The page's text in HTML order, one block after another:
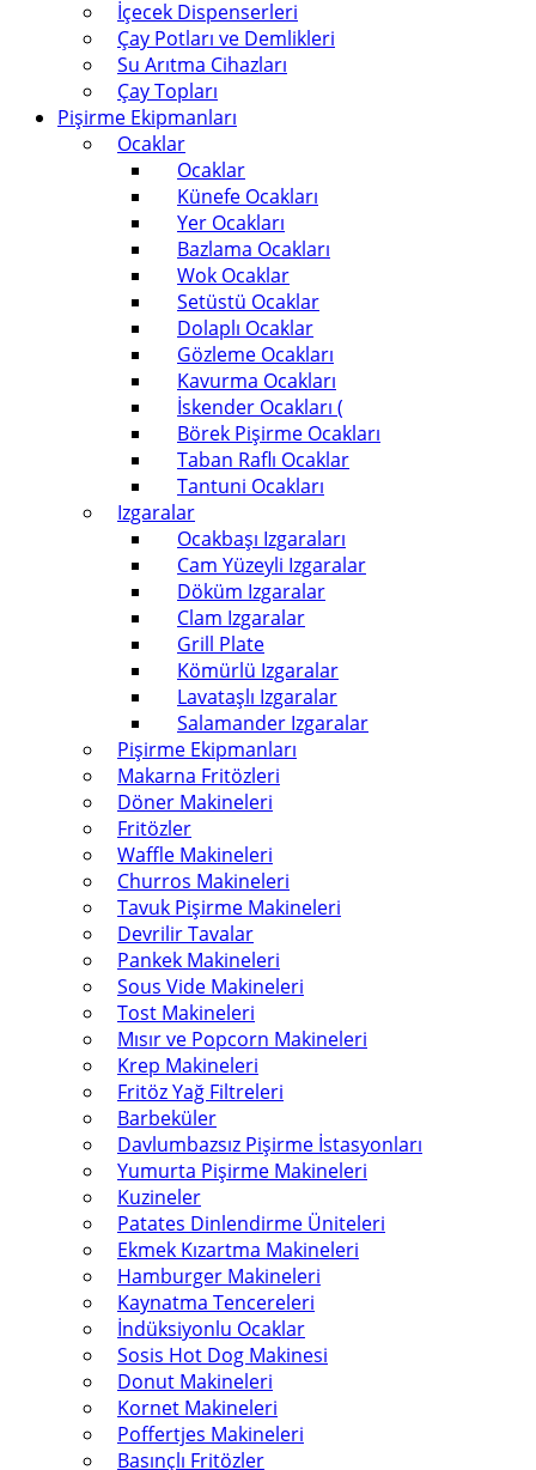
İçecek Dispenserleri
Çay Potları ve Demlikleri
Su Arıtma Cihazları
Çay Topları
Pişirme Ekipmanları
Ocaklar
Ocaklar
Künefe Ocakları
Yer Ocakları
Bazlama Ocakları
Wok Ocaklar
Setüstü Ocaklar
Dolaplı Ocaklar
Gözleme Ocakları
Kavurma Ocakları
İskender Ocakları (
Börek Pişirme Ocakları
Taban Raflı Ocaklar
Tantuni Ocakları
Izgaralar
Ocakbaşı Izgaraları
Cam Yüzeyli Izgaralar
Döküm Izgaralar
Clam Izgaralar
Grill Plate
Kömürlü Izgaralar
Lavataşlı Izgaralar
Salamander Izgaralar
Pişirme Ekipmanları
Makarna Fritözleri
Döner Makineleri
Fritözler
Waffle Makineleri
Churros Makineleri
Tavuk Pişirme Makineleri
Devrilir Tavalar
Pankek Makineleri
Sous Vide Makineleri
Tost Makineleri
Mısır ve Popcorn Makineleri
Krep Makineleri
Fritöz Yağ Filtreleri
Barbeküler
Davlumbazsız Pişirme İstasyonları
Yumurta Pişirme Makineleri
Kuzineler
Patates Dinlendirme Üniteleri
Ekmek Kızartma Makineleri
Hamburger Makineleri
Kaynatma Tencereleri
İndüksiyonlu Ocaklar
Sosis Hot Dog Makinesi
Donut Makineleri
Kornet Makineleri
Poffertjes Makineleri
Basınçlı Fritözler